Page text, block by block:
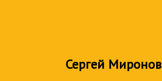
Сергей Миронов